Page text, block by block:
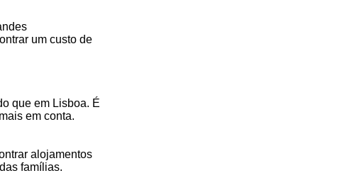
um custo de
que em Lisboa. É
em conta.
alojamentos
famílias.